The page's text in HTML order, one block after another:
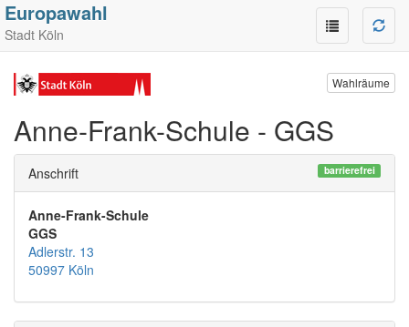
Europawahl
Stadt Köln
Wahlräume
Anne-Frank-Schule - GGS
Anschrift barrierefrei
Anne-Frank-Schule
GGS
Adlerstr. 13
50997 Köln